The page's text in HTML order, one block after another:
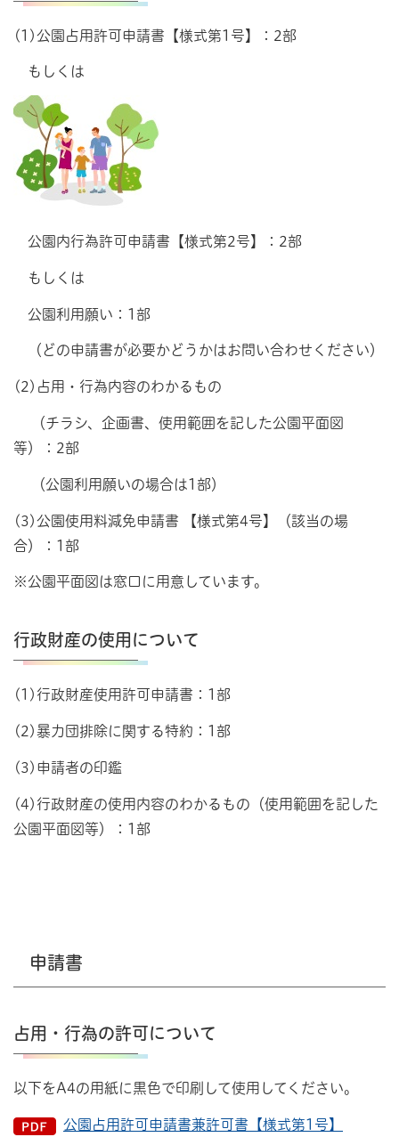
(1)公園占用許可申請書【様式第1号】：2部
もしくは
公園内行為許可申請書【様式第2号】：2部
もしくは
公園利用願い：1部
（どの申請書が必要かどうかはお問い合わせください）
(2)占用・行為内容のわかるもの
（チラシ、企画書、使用範囲を記した公園平面図
等）：2部
（公園利用願いの場合は1部）
(3)公園使用料減免申請書 【様式第4号】（該当の場
合）：1部
※公園平面図は窓口に用意しています。
行政財産の使用について
(1)行政財産使用許可申請書：1部
(2)暴力団排除に関する特約：1部
(3)申請者の印鑑
(4)行政財産の使用内容のわかるもの（使用範囲を記した
公園平面図等）：1部
申請書
占用・行為の許可について
以下をA4の用紙に黒色で印刷して使用してください。
公園占用許可申請書兼許可書【様式第1号】